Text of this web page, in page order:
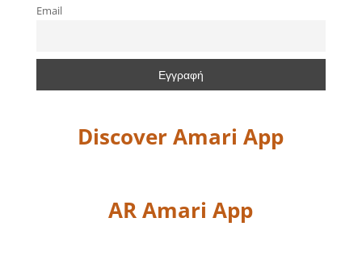
Email
Discover Amari App
AR Amari App